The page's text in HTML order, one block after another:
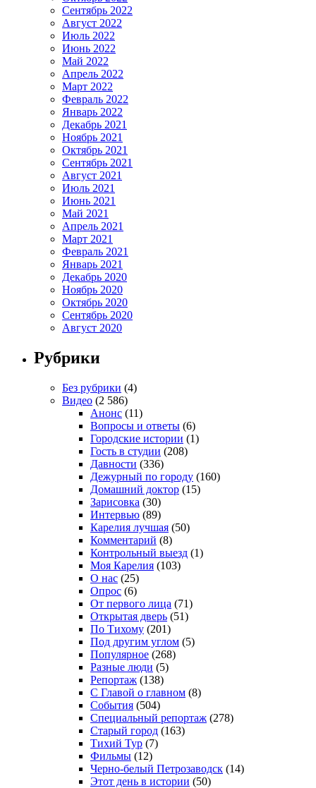
Сентябрь 2022
Август 2022
Июль 2022
Июнь 2022
Май 2022
Апрель 2022
Март 2022
Февраль 2022
Январь 2022
Декабрь 2021
Ноябрь 2021
Октябрь 2021
Сентябрь 2021
Август 2021
Июль 2021
Июнь 2021
Май 2021
Апрель 2021
Март 2021
Февраль 2021
Январь 2021
Декабрь 2020
Ноябрь 2020
Октябрь 2020
Сентябрь 2020
Август 2020
Рубрики
Без рубрики (4)
Видео (2 586)
Анонс (11)
Вопросы и ответы (6)
Городские истории (1)
Гость в студии (208)
Давности (336)
Дежурный по городу (160)
Домашний доктор (15)
Зарисовка (30)
Интервью (89)
Карелия лучшая (50)
Комментарий (8)
Контрольный выезд (1)
Моя Карелия (103)
О нас (25)
Опрос (6)
От первого лица (71)
Открытая дверь (51)
По Тихому (201)
Под другим углом (5)
Популярное (268)
Разные люди (5)
Репортаж (138)
С Главой о главном (8)
События (504)
Специальный репортаж (278)
Старый город (163)
Тихий Тур (7)
Фильмы (12)
Черно-белый Петрозаводск (14)
Этот день в истории (50)